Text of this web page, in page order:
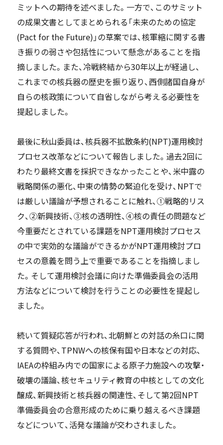
ミットへの期待を述べました。一方で、このサミット
の成果文書としてまとめられる「未来のための協定
(Pact for the Future)」の草案では、核軍縮に関する書
き振りの弱さや包括性について懸念があることを指
摘しました。また、冷戦終結から30年以上が経過し、
これまでの核兵器の歴史を振り返り、西側諸国自身が
自らの核政策について自省しながら考える必要性を
提起しました。
最後に秋山委員は、核兵器不拡散条約(NPT)運用検討
プロセス改革などについて報告しました。過去2回に
わたり最終文書を採択できなかったことや、米中露の
戦略関係の悪化、中東の情勢の緊迫化を受け、NPTで
は厳しい議論が予想されることに触れ、①戦略的リス
ク、②新興技術、③核の透明性、④核の責任の問題など
今重要だとされている課題をNPT運用検討プロセス
の中で実効的な議論ができるかがNPT運用検討プロ
セスの意義を問う上で重要であることを指摘しまし
た。そして運用検討会議に向けた準備委員会の活用
方法などについて検討を行うことの必要性を提起し
ました。
続いて質疑応答が行われ、北朝鮮との対話の糸口に関
する質問や、TPNWへの核保有国や日本などの対応、
IAEAの枠組み内での国家による原子力施設への攻撃・
破壊の議論、核セキュリティ教育の中核としての文化
醸成、新興技術と核兵器の関連性、そして第2回NPT
準備委員会の合意形成のために乗り越えるべき課題
などについて、活発な議論が交わされました。